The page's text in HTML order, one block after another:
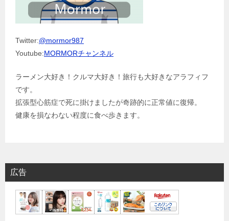
Twitter:@mormor987
Youtube:MORMORチャンネル
ラーメン大好き！クルマ大好き！旅行も大好きなアラフィフ
です。
拡張型心筋症で死に掛けましたが奇跡的に正常値に復帰。
健康を損なわない程度に食べ歩きます。
広告